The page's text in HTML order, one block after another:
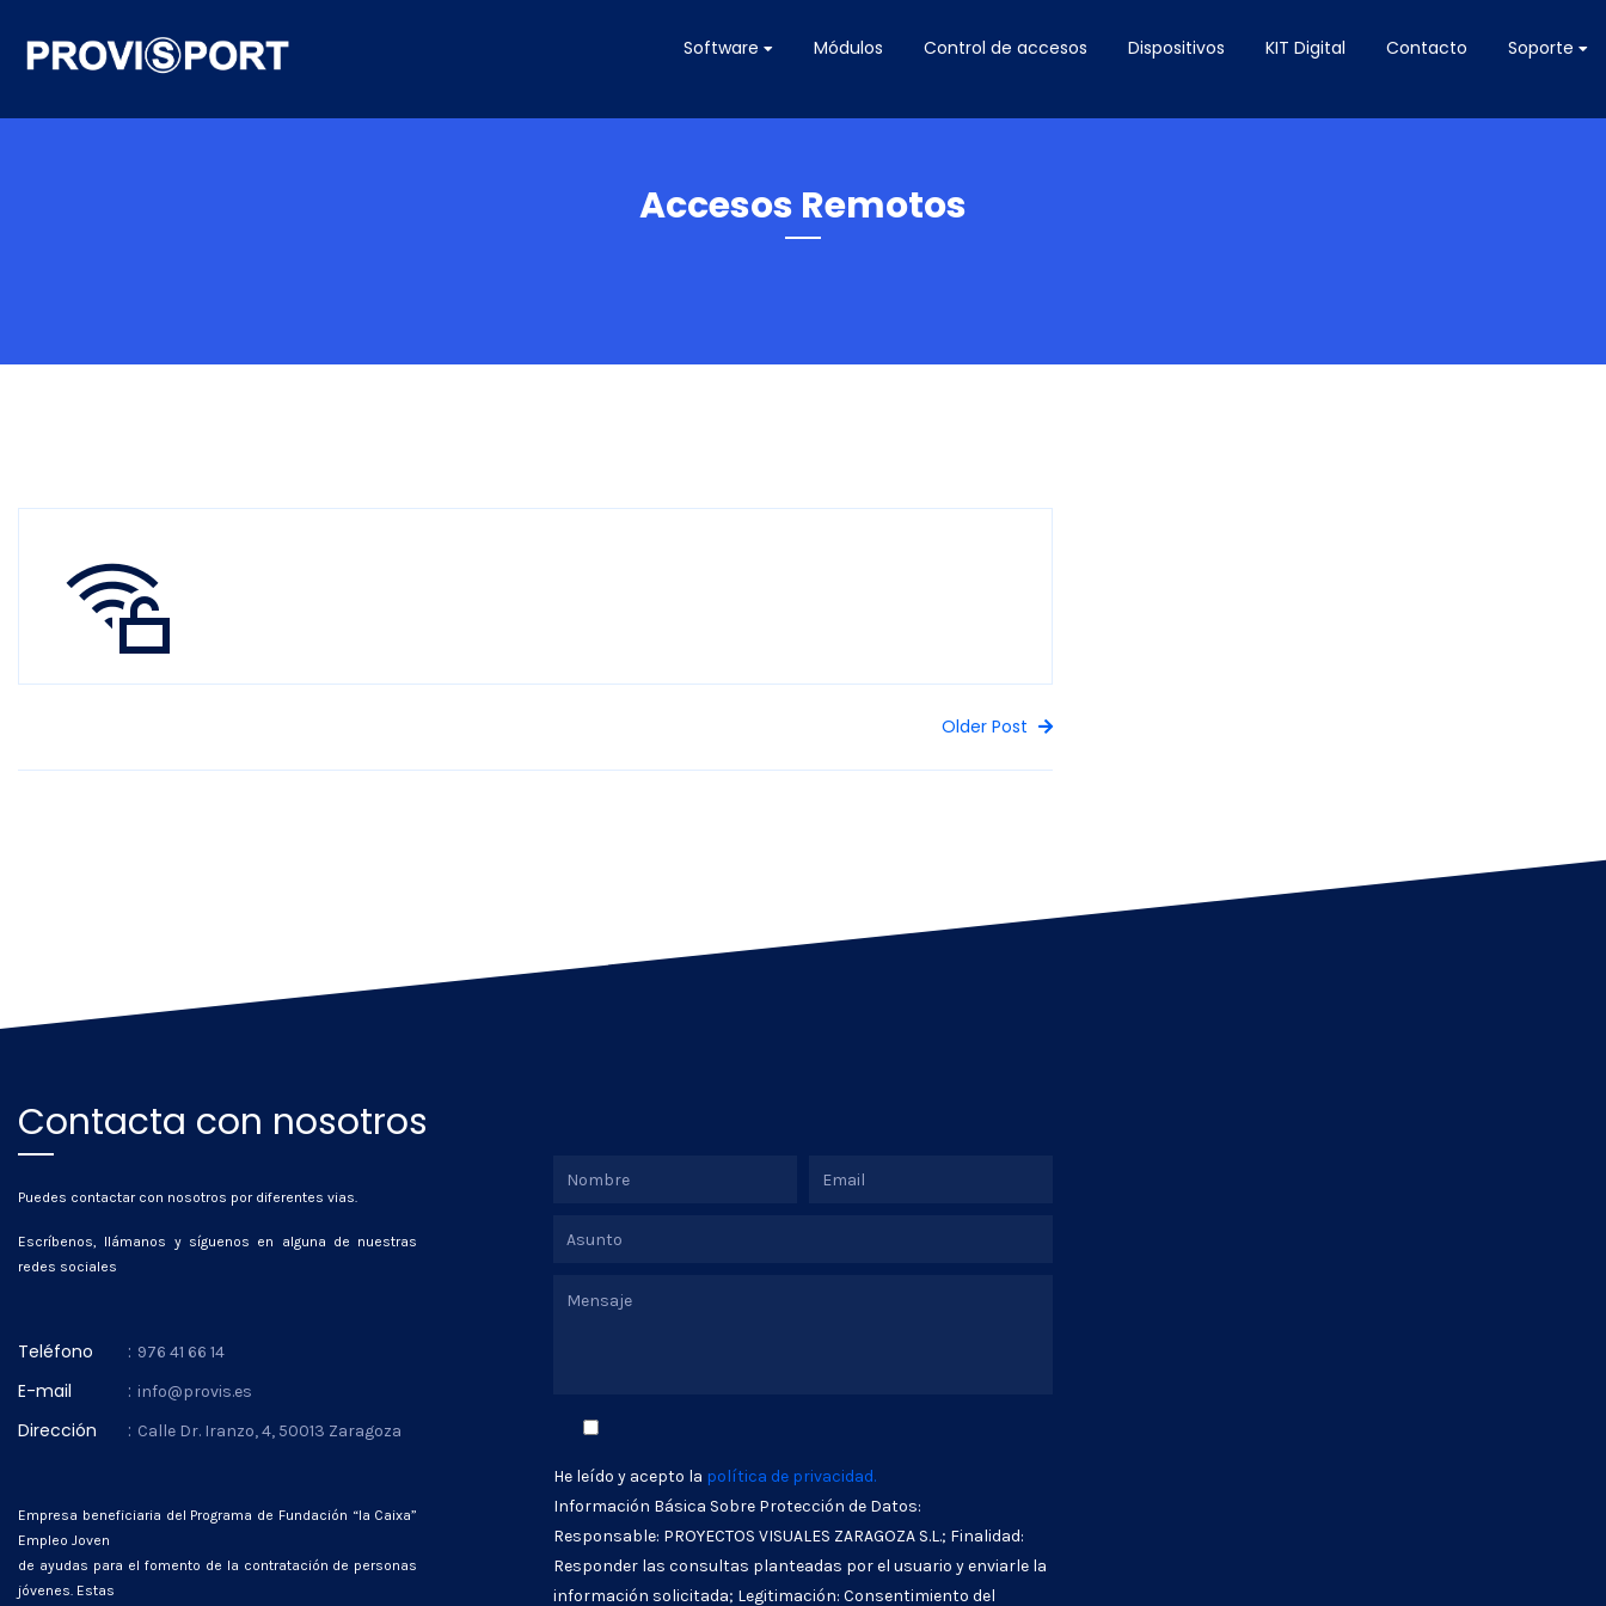
Software Módulos Control de accesos Dispositivos KIT Digital Contacto Soporte
Accesos Remotos
Older Post
Contacta con nosotros
Puedes contactar con nosotros por diferentes vias.
Escríbenos, llámanos y síguenos en alguna de nuestras
redes sociales
Teléfono : 976 41 66 14
E-mail : info@provis.es
Dirección : Calle Dr. Iranzo, 4, 50013 Zaragoza
Empresa beneficiaria del Programa de Fundación “la Caixa”
Empleo Joven
de ayudas para el fomento de la contratación de personas
jóvenes. Estas
He leído y acepto la política de privacidad.
Información Básica Sobre Protección de Datos:
Responsable: PROYECTOS VISUALES ZARAGOZA S.L.; Finalidad:
Responder las consultas planteadas por el usuario y enviarle la
información solicitada; Legitimación: Consentimiento del